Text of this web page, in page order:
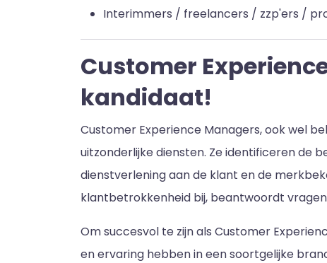
Interimmers / freelancers / zzp'ers /
Customer
kandidaat!
Customer Experience Managers, ook wel
uitzonderlijke diensten. Ze identificeren de
dienstverlening aan de klant en de
klantbetrokkenheid bij, beantwoordt
Om succesvol te zijn als Customer
en ervaring hebben in een soortgelijke